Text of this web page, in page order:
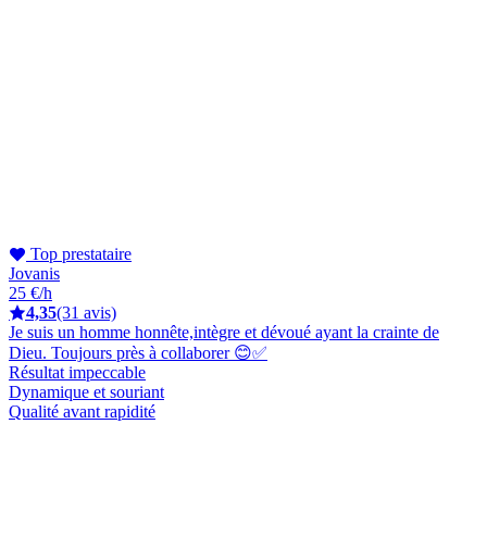
Top prestataire
Jovanis
25 €/h
4,35(31 avis)
Je suis un homme honnête,intègre et dévoué ayant la crainte de
Dieu. Toujours près à collaborer 😊✅
Résultat impeccable
Dynamique et souriant
Qualité avant rapidité